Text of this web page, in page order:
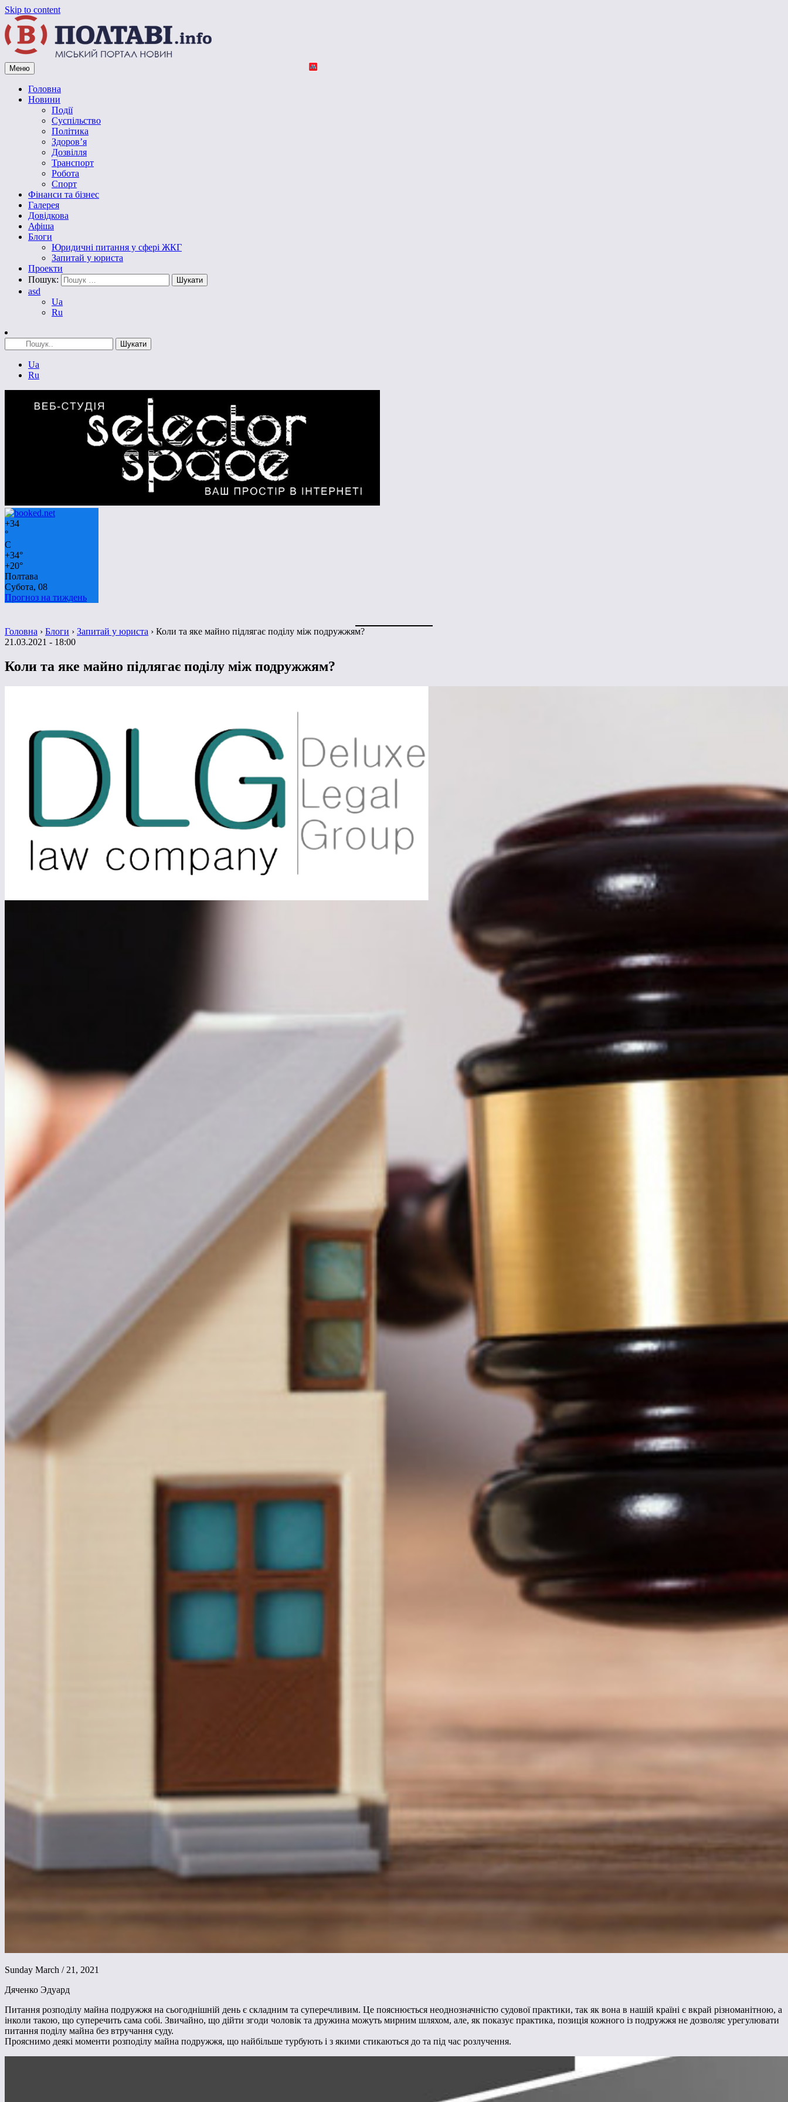
Skip to content
Vpoltave.info
Полтавський портал новин
Меню
Головна
Новини
Події
Суспільство
Політика
Здоров’я
Дозвілля
Транспорт
Робота
Спорт
Фінанси та бізнес
Галерея
Довідкова
Афіша
Блоги
Юридичні питання у сфері ЖКГ
Запитай у юриста
Проекти
Пошук:
asd
Ua
Ru
Ua
Ru
+34
°
C
+34°
+20°
Полтава
Субота, 08
Прогноз на тиждень
Головна › Блоги › Запитай у юриста › Коли та яке майно підлягає поділу між подружжям?
21.03.2021 - 18:00
Коли та яке майно підлягає поділу між подружжям?
Sunday March / 21, 2021
Дяченко Эдуард
Питання розподілу майна подружжя на сьогоднішній день є складним та суперечливим. Це пояснюється неоднозначністю судової практики, так як вона в нашій країні є вкрай різноманітною, а
інколи такою, що суперечить сама собі. Звичайно, що дійти згоди чоловік та дружина можуть мирним шляхом, але, як показує практика, позиція кожного із подружжя не дозволяє урегулювати
питання поділу майна без втручання суду.
Прояснимо деякі моменти розподілу майна подружжя, що найбільше турбують і з якими стикаються до та під час розлучення.